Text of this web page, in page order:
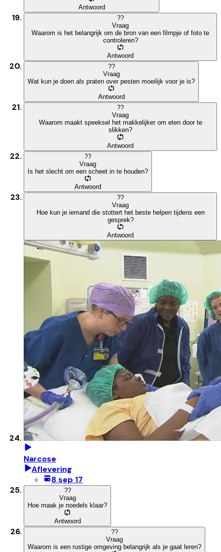
Antwoord
??
Vraag
Waarom is het belangrijk om de bron van een filmpje of foto te
controleren?
Antwoord
??
Vraag
Wat kun je doen als praten over pesten moeilijk voor je is?
Antwoord
??
Vraag
Waarom maakt speeksel het makkelijker om eten door te
slikken?
Antwoord
??
Vraag
Is het slecht om een scheet in te houden?
Antwoord
??
Vraag
Hoe kun je iemand die stottert het beste helpen tijdens een
gesprek?
Antwoord
Narcose
Aflevering
8 sep 17
??
Vraag
Hoe maak je noedels klaar?
Antwoord
??
Vraag
Waarom is een rustige omgeving belangrijk als je gaat leren?